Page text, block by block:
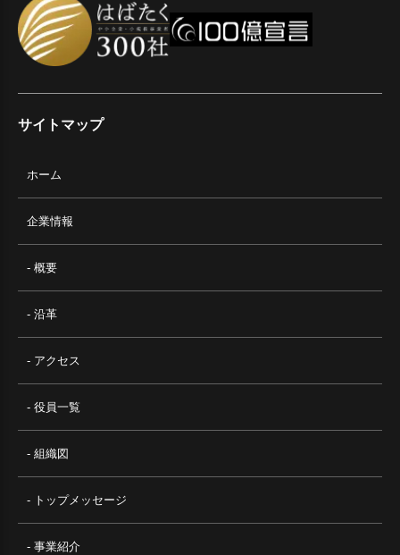
サイトマップ
ホーム
企業情報
- 概要
- 沿革
- アクセス
- 役員一覧
- 組織図
- トップメッセージ
- 事業紹介